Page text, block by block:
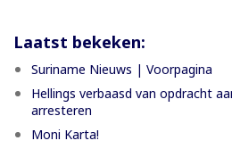
Laatst bekeken:
Suriname Nieuws | Voorpagina
Hellings verbaasd van opdracht
arresteren
Moni Karta!